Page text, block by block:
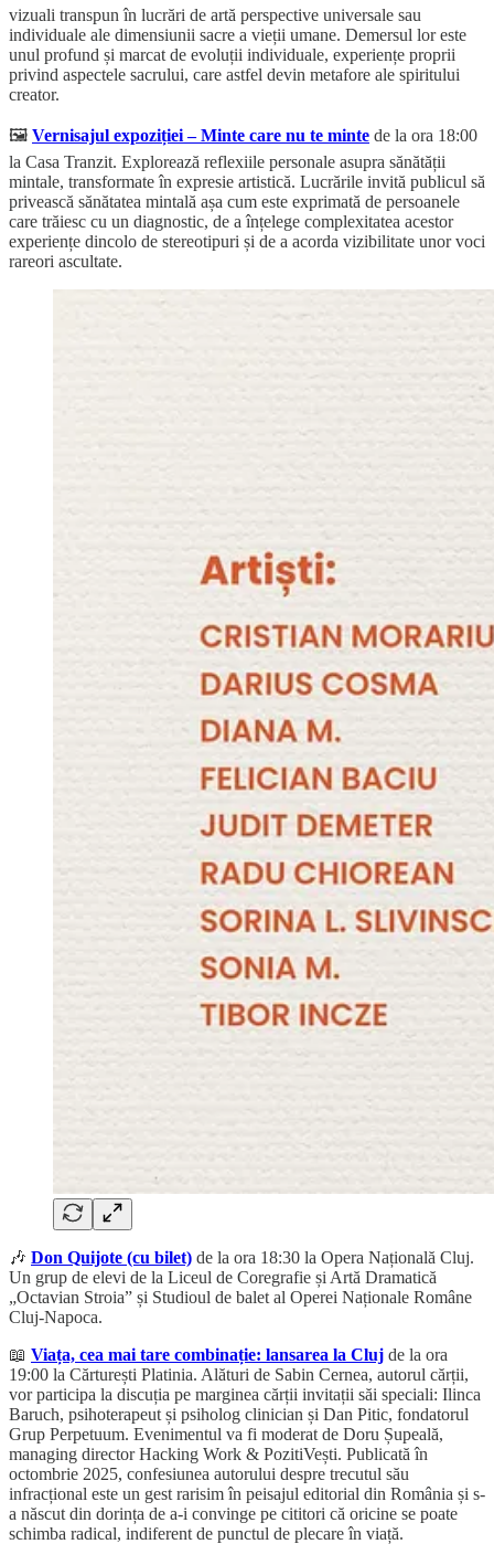
vizuali transpun în lucrări de artă perspective universale sau
individuale ale dimensiunii sacre a vieții umane. Demersul lor este
unul profund și marcat de evoluții individuale, experiențe proprii
privind aspectele sacrului, care astfel devin metafore ale spiritului
creator.
🖼️ Vernisajul expoziției – Minte care nu te minte de la ora 18:00
la Casa Tranzit. Explorează reflexiile personale asupra sănătății
mintale, transformate în expresie artistică. Lucrările invită publicul să
privească sănătatea mintală așa cum este exprimată de persoanele
care trăiesc cu un diagnostic, de a înțelege complexitatea acestor
experiențe dincolo de stereotipuri și de a acorda vizibilitate unor voci
rareori ascultate.
🎶 Don Quijote (cu bilet) de la ora 18:30 la Opera Națională Cluj.
Un grup de elevi de la Liceul de Coregrafie și Artă Dramatică
„Octavian Stroia” și Studioul de balet al Operei Naționale Române
Cluj-Napoca.
📖 Viața, cea mai tare combinație: lansarea la Cluj de la ora
19:00 la Cărturești Platinia. Alături de Sabin Cernea, autorul cărții,
vor participa la discuția pe marginea cărții invitații săi speciali: Ilinca
Baruch, psihoterapeut și psiholog clinician și Dan Pitic, fondatorul
Grup Perpetuum. Evenimentul va fi moderat de Doru Șupeală,
managing director Hacking Work & PozitiVești. Publicată în
octombrie 2025, confesiunea autorului despre trecutul său
infracțional este un gest rarisim în peisajul editorial din România și s-
a născut din dorința de a-i convinge pe cititori că oricine se poate
schimba radical, indiferent de punctul de plecare în viață.